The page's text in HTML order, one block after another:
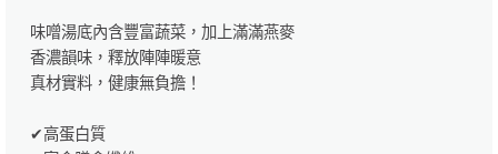
味噌湯底內含豐富蔬菜，加上滿滿燕麥
香濃韻味，釋放陣陣暖意
真材實料，健康無負擔！
✔高蛋白質